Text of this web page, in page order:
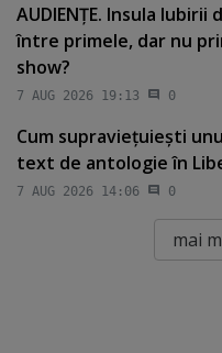
AUDIENŢE. Insula
între primele, dar nu
show?
7 AUG 2026 19:13 0
Cum supravieţuieşti
text de antologie în
7 AUG 2026 14:06 0
mai